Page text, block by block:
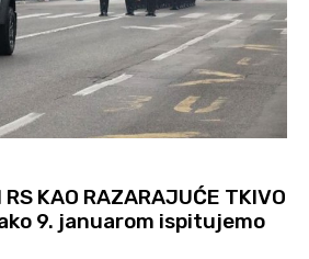
KAO RAZARAJUĆE TKIVO
9. januarom ispitujemo